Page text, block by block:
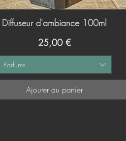
Aperçu rapide
Diffuseur d'ambiance 100ml
Prix
25,00 €
Parfums
Ajouter au panier